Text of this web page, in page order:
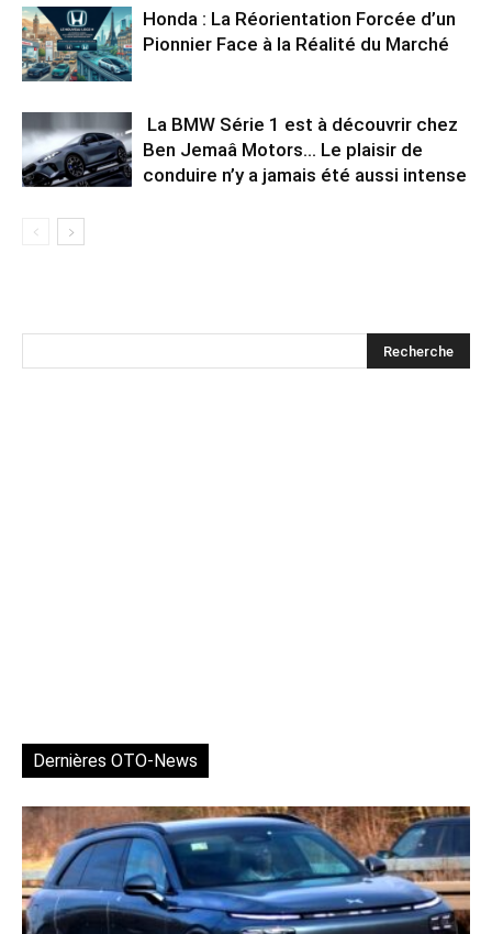
Honda : La Réorientation Forcée d’un
Pionnier Face à la Réalité du Marché
La BMW Série 1 est à découvrir chez
Ben Jemaâ Motors… Le plaisir de
conduire n’y a jamais été aussi intense
Dernières OTO-News